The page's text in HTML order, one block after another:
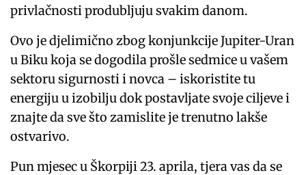
privlačnosti produbljuju svakim danom.
Ovo je djelimično zbog konjunkcije Jupiter-Uran
u Biku koja se dogodila prošle sedmice u vašem
sektoru sigurnosti i novca – iskoristite tu
energiju u izobilju dok postavljate svoje ciljeve i
znajte da sve što zamislite je trenutno lakše
ostvarivo.
Pun mjesec u Škorpiji 23. aprila, tjera vas da se